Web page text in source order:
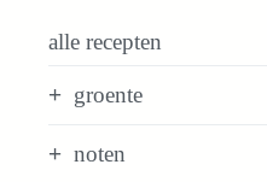
alle recepten
groente
noten